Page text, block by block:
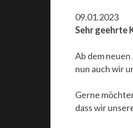
09.01.2023
Sehr geehrte
Ab dem neuen
nun auch wir
Gerne
dass wir